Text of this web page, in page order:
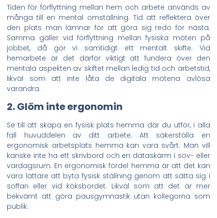
Tiden för förflyttning mellan hem och arbete används av
många till en mental omställning. Tid att reflektera över
den plats man lämnar för att göra sig redo för nästa.
Samma gäller vid förflyttning mellan fysiska möten på
jobbet, då gör vi samtidigt ett mentalt skifte. Vid
hemarbete är det därför viktigt att fundera över den
mentala aspekten av skiftet mellan ledig tid och arbetstid,
likväl som att inte låta de digitala mötena avlösa
varandra.
2. Glöm inte ergonomin
Se till att skapa en fysisk plats hemma där du utför, i alla
fall huvuddelen av ditt arbete. Att säkerställa en
ergonomisk arbetsplats hemma kan vara svårt. Man vill
kanske inte ha ett skrivbord och en dataskärm i sov- eller
vardagsrum. En ergonomisk fördel hemma är att det kan
vara lättare att byta fysisk ställning genom att sätta sig i
soffan eller vid köksbordet. Likväl som att det är mer
bekvämt att göra pausgymnastik utan kollegorna som
publik.